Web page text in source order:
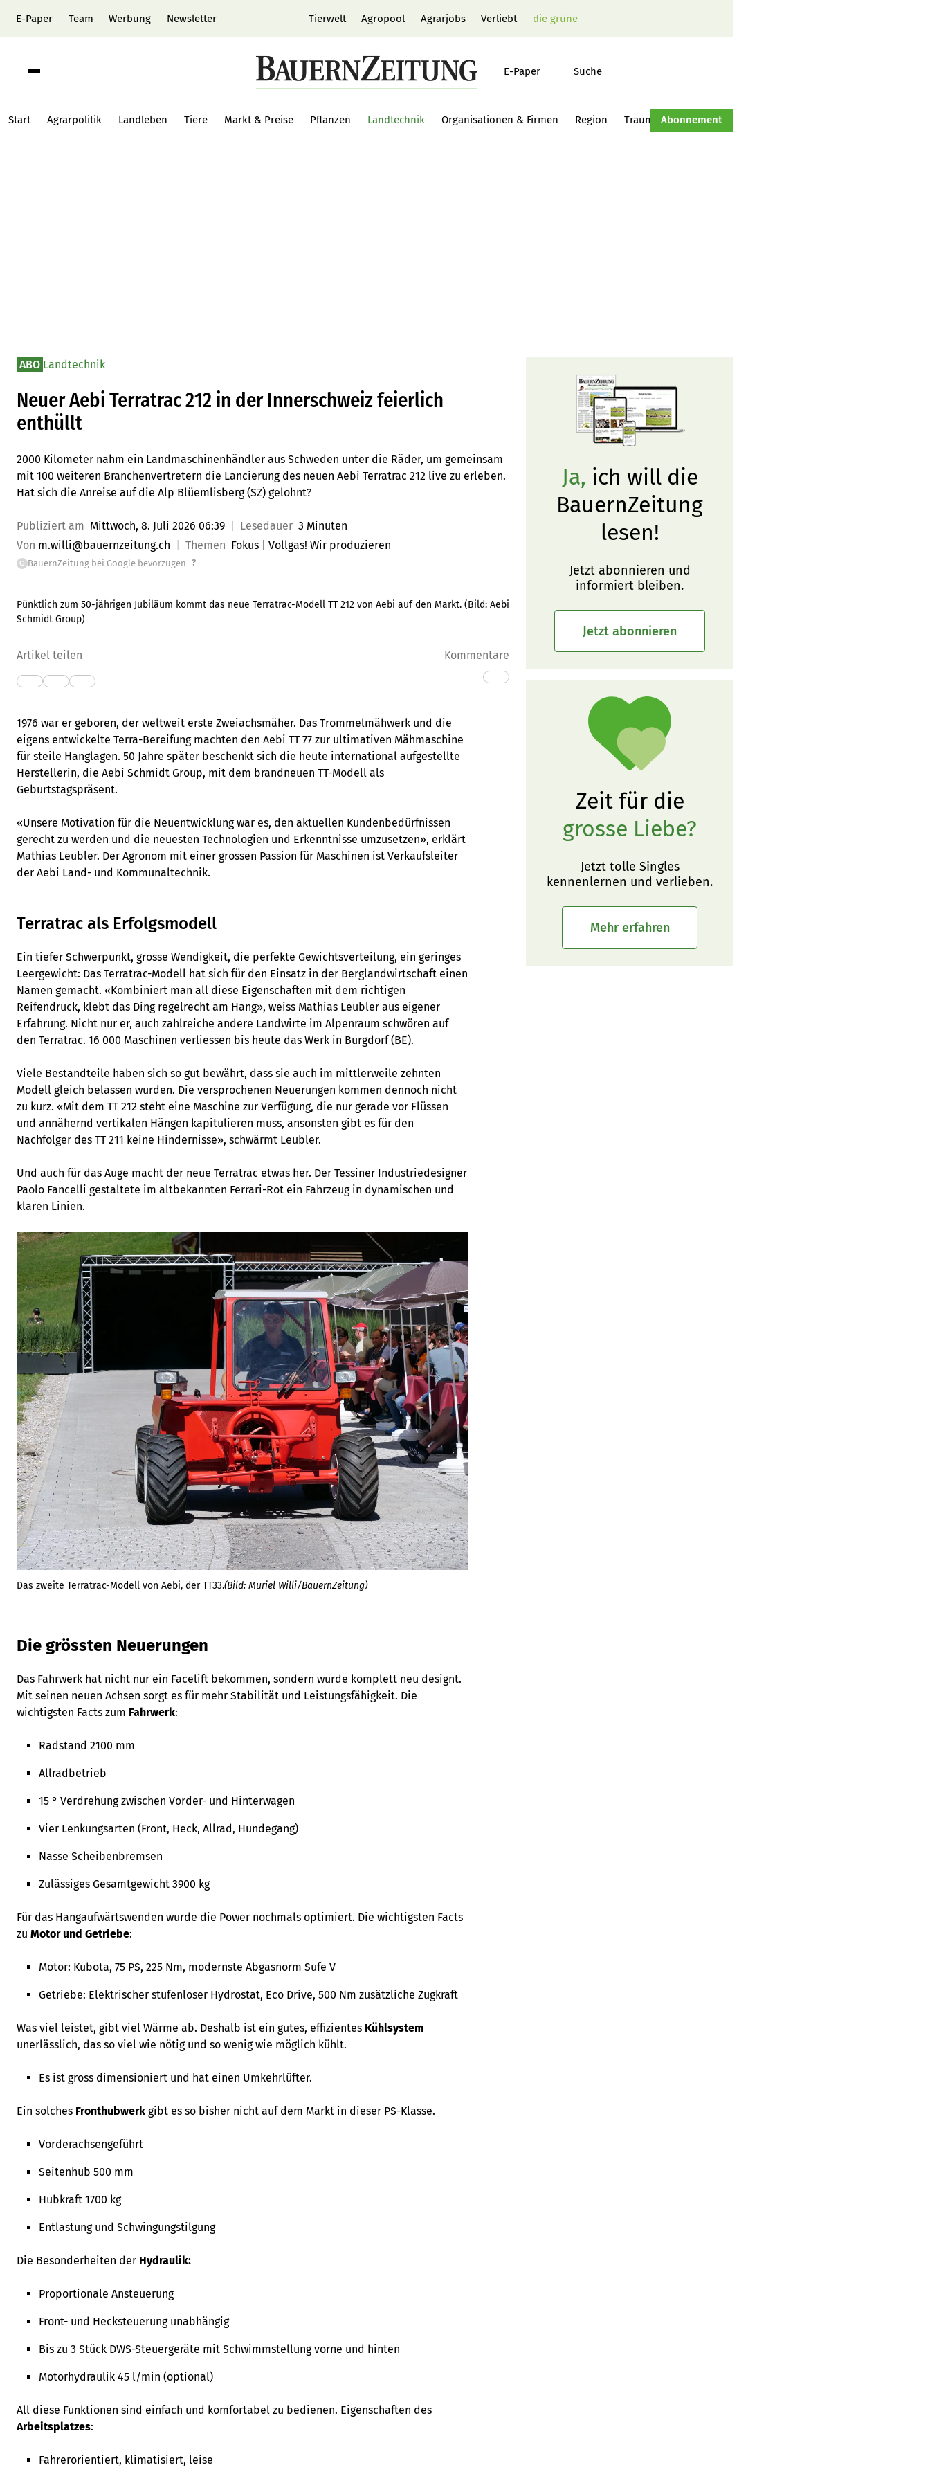
E-Paper Team Werbung Newsletter Tierwelt Agropool Agrarjobs Verliebt die grüne
E-Paper Suche
Start Agrarpolitik Landleben Tiere Markt & Preise Pflanzen Landtechnik Organisationen & Firmen Region Traumtraktor Hof-Management
Abonnement
ABO Landtechnik
Neuer Aebi Terratrac 212 in der Innerschweiz feierlich
enthüllt
2000 Kilometer nahm ein Landmaschinenhändler aus Schweden unter die Räder, um gemeinsam
mit 100 weiteren Branchenvertretern die Lancierung des neuen Aebi Terratrac 212 live zu erleben.
Hat sich die Anreise auf die Alp Blüemlisberg (SZ) gelohnt?
Publiziert am Mittwoch, 8. Juli 2026 06:39 Lesedauer 3 Minuten
Von m.willi@bauernzeitung.ch Themen Fokus | Vollgas! Wir produzieren
G BauernZeitung bei Google bevorzugen ?
Pünktlich zum 50-jährigen Jubiläum kommt das neue Terratrac-Modell TT 212 von Aebi auf den Markt. (Bild: Aebi
Schmidt Group)
Artikel teilen Kommentare
1976 war er geboren, der weltweit erste Zweiachsmäher. Das Trommelmähwerk und die
eigens entwickelte Terra-Bereifung machten den Aebi TT 77 zur ultimativen Mähmaschine
für steile Hanglagen. 50 Jahre später beschenkt sich die heute international aufgestellte
Herstellerin, die Aebi Schmidt Group, mit dem brandneuen TT-Modell als
Geburtstagspräsent.
«Unsere Motivation für die Neuentwicklung war es, den aktuellen Kundenbedürfnissen
gerecht zu werden und die neuesten Technologien und Erkenntnisse umzusetzen», erklärt
Mathias Leubler. Der Agronom mit einer grossen Passion für Maschinen ist Verkaufsleiter
der Aebi Land- und Kommunaltechnik.
Terratrac als Erfolgsmodell
Ein tiefer Schwerpunkt, grosse Wendigkeit, die perfekte Gewichtsverteilung, ein geringes
Leergewicht: Das Terratrac-Modell hat sich für den Einsatz in der Berglandwirtschaft einen
Namen gemacht. «Kombiniert man all diese Eigenschaften mit dem richtigen
Reifendruck, klebt das Ding regelrecht am Hang», weiss Mathias Leubler aus eigener
Erfahrung. Nicht nur er, auch zahlreiche andere Landwirte im Alpenraum schwören auf
den Terratrac. 16 000 Maschinen verliessen bis heute das Werk in Burgdorf (BE).
Viele Bestandteile haben sich so gut bewährt, dass sie auch im mittlerweile zehnten
Modell gleich belassen wurden. Die versprochenen Neuerungen kommen dennoch nicht
zu kurz. «Mit dem TT 212 steht eine Maschine zur Verfügung, die nur gerade vor Flüssen
und annähernd vertikalen Hängen kapitulieren muss, ansonsten gibt es für den
Nachfolger des TT 211 keine Hindernisse», schwärmt Leubler.
Und auch für das Auge macht der neue Terratrac etwas her. Der Tessiner Industriedesigner
Paolo Fancelli gestaltete im altbekannten Ferrari-Rot ein Fahrzeug in dynamischen und
klaren Linien.
Das zweite Terratrac-Modell von Aebi, der TT33.(Bild: Muriel Willi/BauernZeitung)
Die grössten Neuerungen
Das Fahrwerk hat nicht nur ein Facelift bekommen, sondern wurde komplett neu designt.
Mit seinen neuen Achsen sorgt es für mehr Stabilität und Leistungsfähigkeit. Die
wichtigsten Facts zum Fahrwerk:
Radstand 2100 mm
Allradbetrieb
15 ° Verdrehung zwischen Vorder- und Hinterwagen
Vier Lenkungsarten (Front, Heck, Allrad, Hundegang)
Nasse Scheibenbremsen
Zulässiges Gesamtgewicht 3900 kg
Für das Hangaufwärtswenden wurde die Power nochmals optimiert. Die wichtigsten Facts
zu Motor und Getriebe:
Motor: Kubota, 75 PS, 225 Nm, modernste Abgasnorm Sufe V
Getriebe: Elektrischer stufenloser Hydrostat, Eco Drive, 500 Nm zusätzliche Zugkraft
Was viel leistet, gibt viel Wärme ab. Deshalb ist ein gutes, effizientes Kühlsystem
unerlässlich, das so viel wie nötig und so wenig wie möglich kühlt.
Es ist gross dimensioniert und hat einen Umkehrlüfter.
Ein solches Fronthubwerk gibt es so bisher nicht auf dem Markt in dieser PS-Klasse.
Vorderachsengeführt
Seitenhub 500 mm
Hubkraft 1700 kg
Entlastung und Schwingungstilgung
Die Besonderheiten der Hydraulik:
Proportionale Ansteuerung
Front- und Hecksteuerung unabhängig
Bis zu 3 Stück DWS-Steuergeräte mit Schwimmstellung vorne und hinten
Motorhydraulik 45 l/min (optional)
All diese Funktionen sind einfach und komfortabel zu bedienen. Eigenschaften des
Arbeitsplatzes:
Fahrerorientiert, klimatisiert, leise
Ja, ich will die
BauernZeitung
lesen!
Jetzt abonnieren und
informiert bleiben.
Jetzt abonnieren
Zeit für die
grosse Liebe?
Jetzt tolle Singles
kennenlernen und verlieben.
Mehr erfahren